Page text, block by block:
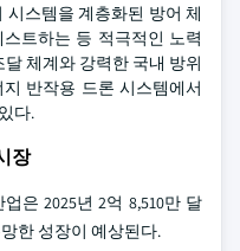
스템을 계층화된 방어 체
트하는 등 적극적인 노력
체계와 강력한 국내 방위
반작용 드론 시스템에서
다.
장
은 2025년 2억 8,510만 달
한 성장이 예상된다.